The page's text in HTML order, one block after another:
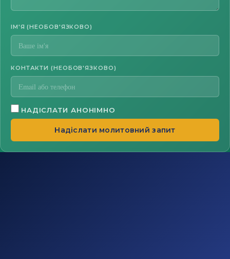
ІМ'Я (НЕОБОВ'ЯЗКОВО)
КОНТАКТИ (НЕОБОВ'ЯЗКОВО)
НАДІСЛАТИ АНОНІМНО
Надіслати молитовний запит